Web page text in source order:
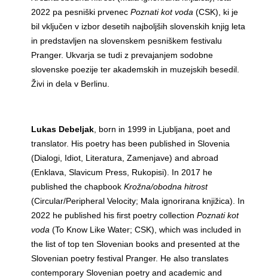
2022 pa pesniški prvenecPoznati kot voda(CSK), ki je
bil vključen v izbor desetih najboljših slovenskih knjig leta
in predstavljen na slovenskem pesniškem festivalu
Pranger. Ukvarja se tudi z prevajanjem sodobne
slovenske poezije ter akademskih in muzejskih besedil.
Živi in dela v Berlinu.
Lukas Debeljak , born in 1999 in Ljubljana, poet and
translator. His poetry has been published in Slovenia
(Dialogi, Idiot, Literatura, Zamenjave) and abroad
(Enklava, Slavicum Press, Rukopisi). In 2017 he
published the chapbookKrožna/obodna hitrost
(Circular/Peripheral Velocity; Mala ignorirana knjižica). In
2022 he published his first poetry collectionPoznati kot
voda(To Know Like Water; CSK), which was included in
the list of top ten Slovenian books and presented at the
Slovenian poetry festival Pranger. He also translates
contemporary Slovenian poetry and academic and